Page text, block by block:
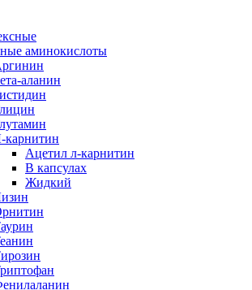
аминокислоты
аланин
карнитин
Ацетил л-карнитин
В капсулах
Жидкий